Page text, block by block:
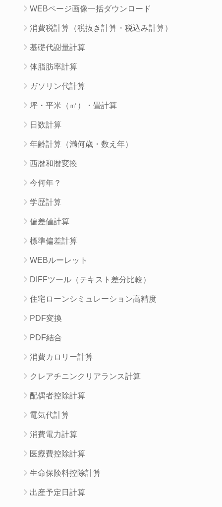
WEBページ画像一括ダウンロード
消費税計算（税抜き計算・税込み計算）
基礎代謝量計算
体脂肪率計算
ガソリン代計算
坪・平米（㎡）・畳計算
日数計算
年齢計算（満何歳・数え年）
西暦和暦変換
今何年？
学歴計算
偏差値計算
標準偏差計算
WEBルーレット
DIFFツール（テキスト差分比較）
住宅ローンシミュレーション高精度
PDF変換
PDF結合
消費カロリー計算
クレアチニンクリアランス計算
配偶者控除計算
電気代計算
消費電力計算
医療費控除計算
生命保険料控除計算
出産予定日計算